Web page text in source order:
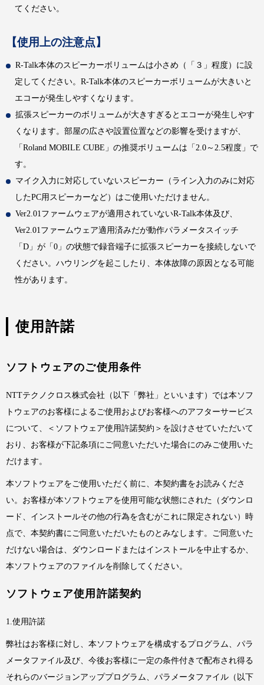
てください。
【使用上の注意点】
R-Talk本体のスピーカーボリュームは小さめ（「３」程度）に設
定してください。R-Talk本体のスピーカーボリュームが大きいと
エコーが発生しやすくなります。
拡張スピーカーのボリュームが大きすぎるとエコーが発生しやす
くなります。部屋の広さや設置位置などの影響を受けますが、
「Roland MOBILE CUBE」の推奨ボリュームは「2.0～2.5程度」で
す。
マイク入力に対応していないスピーカー（ライン入力のみに対応
したPC用スピーカーなど）はご使用いただけません。
Ver2.01ファームウェアが適用されていないR-Talk本体及び、
Ver2.01ファームウェア適用済みだが動作パラメータスイッチ
「D」が「0」の状態で録音端子に拡張スピーカーを接続しないで
ください。ハウリングを起こしたり、本体故障の原因となる可能
性があります。
使用許諾
ソフトウェアのご使用条件
NTTテクノクロス株式会社（以下「弊社」といいます）では本ソフ
トウェアのお客様によるご使用およびお客様へのアフターサービス
について、＜ソフトウェア使用許諾契約＞を設けさせていただいて
おり、お客様が下記条項にご同意いただいた場合にのみご使用いた
だけます。
本ソフトウェアをご使用いただく前に、本契約書をお読みくださ
い。お客様が本ソフトウェアを使用可能な状態にされた（ダウンロ
ード、インストールその他の行為を含むがこれに限定されない）時
点で、本契約書にご同意いただいたものとみなします。ご同意いた
だけない場合は、ダウンロードまたはインストールを中止するか、
本ソフトウェアのファイルを削除してください。
ソフトウェア使用許諾契約
1.使用許諾
弊社はお客様に対し、本ソフトウェアを構成するプログラム、パラ
メータファイル及び、今後お客様に一定の条件付きで配布され得る
それらのバージョンアッププログラム、パラメータファイル（以下